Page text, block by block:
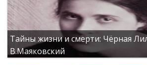
Тайны жизни и смерти: Чёрная
В.Маяковский